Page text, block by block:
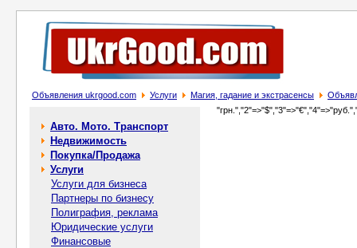
Объявления ukrgood.com Услуги Магия, гадание и экстрасенсы
Авто. Мото. Транспорт
Недвижимость
Покупка/Продажа
Услуги
Услуги для бизнеса
Партнеры по бизнесу
Полиграфия, реклама
Юридические услуги
Финансовые